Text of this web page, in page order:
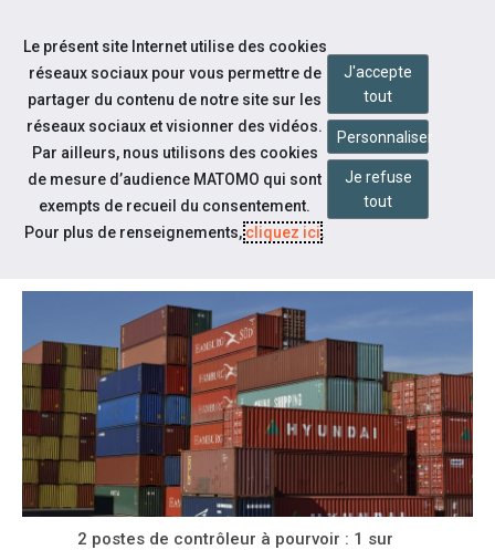
Aller au contenu
Notre actualité
LA DOUANE RECRUTE !
2 postes de contrôleur à pourvoir : 1 sur
Le présent site Internet utilise des cookies
réseaux sociaux pour vous permettre de
partager du contenu de notre site sur les
réseaux sociaux et visionner des vidéos.
Par ailleurs, nous utilisons des cookies
de mesure d’audience MATOMO qui sont
exempts de recueil du consentement.
Pour plus de renseignements,cliquez ici.
J'accepte
tout
Personnaliser
Je refuse
tout